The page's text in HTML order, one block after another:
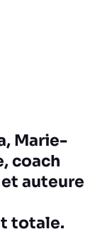
Marie-
coach
auteure
totale.